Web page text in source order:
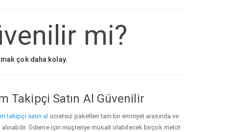
mi?
çok daha kolay.
Takipçi Satın Al Güvenilir
takipçi satın al ücretsiz paketleri tam bir emniyet arasında ve
alınabilir. Ödeme için müşteriye müsait olabilecek birçok metot